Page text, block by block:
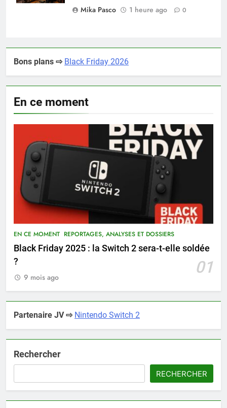
Mika Pasco 1 heure ago 0
Bons plans ⇨ Black Friday 2026
En ce moment
EN CE MOMENT REPORTAGES, ANALYSES ET DOSSIERS
Black Friday 2025 : la Switch 2 sera-t-elle soldée
?
01
9 mois ago
Partenaire JV ⇨ Nintendo Switch 2
Rechercher
RECHERCHER